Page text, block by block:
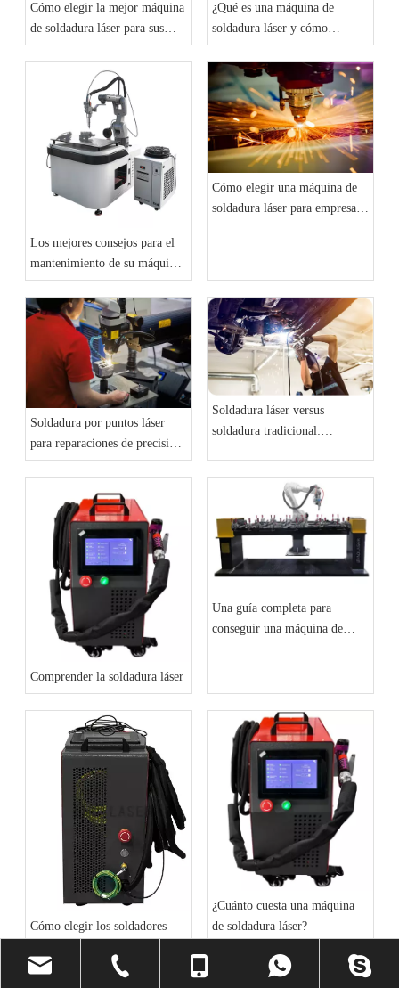
Cómo elegir la mejor máquina
de soldadura láser para sus
necesidades
¿Qué es una máquina de
soldadura láser y cómo
funciona?
Los mejores consejos para el
mantenimiento de su máquina
de soldadura láser
Cómo elegir una máquina de
soldadura láser para empresas:
Soldadura por puntos láser
para reparaciones de precisión:
moldes y estuches de joyería
Soldadura láser versus
soldadura tradicional:
Comprender la soldadura láser
Una guía completa para
conseguir una máquina de
Cómo elegir los soldadores
las necesidades de su negocio
¿Cuánto cuesta una máquina
de soldadura láser?